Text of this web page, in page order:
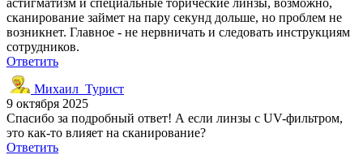
сканирование займет на пару секунд дольше, но проблем не
возникнет. Главное - не нервничать и следовать инструкциям
сотрудников.
Ответить
Михаил_Турист
9 октября 2025
Спасибо за подробный ответ! А если линзы с UV-фильтром,
это как-то влияет на сканирование?
Ответить